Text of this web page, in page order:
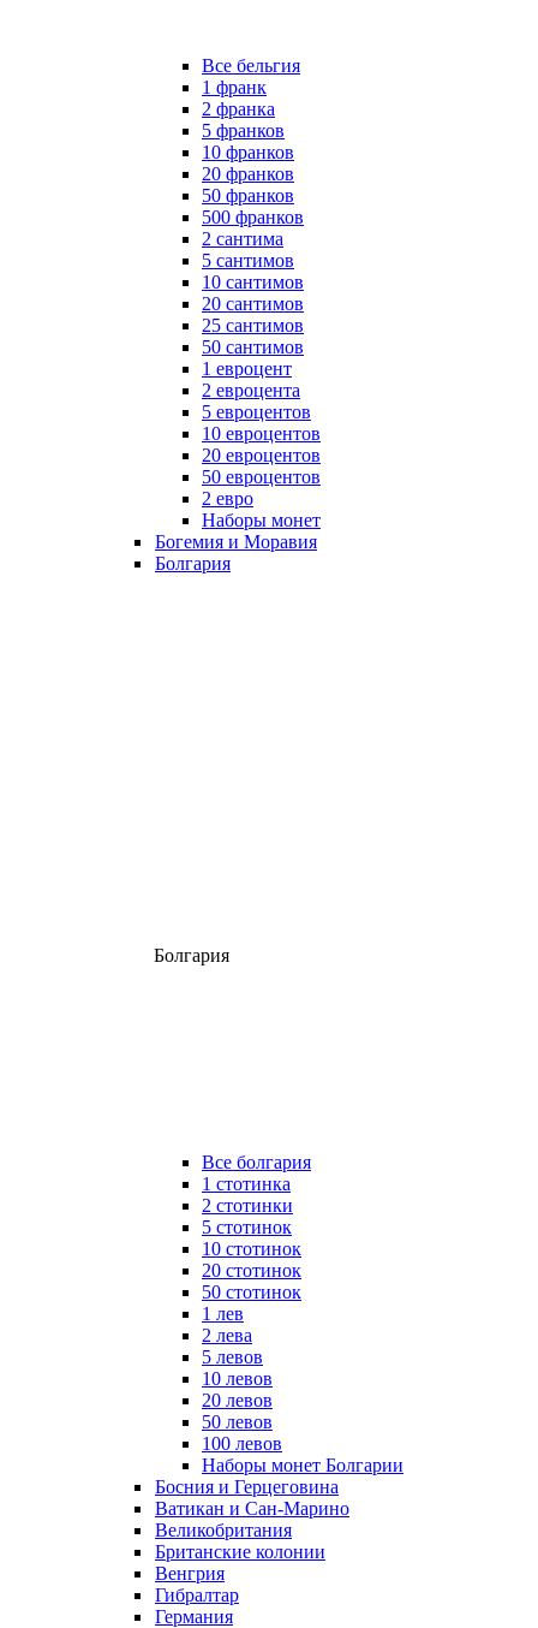
Все бельгия
1 франк
2 франка
5 франков
10 франков
20 франков
50 франков
500 франков
2 сантима
5 сантимов
10 сантимов
20 сантимов
25 сантимов
50 сантимов
1 евроцент
2 евроцента
5 евроцентов
10 евроцентов
20 евроцентов
50 евроцентов
2 евро
Наборы монет
Богемия и Моравия
Болгария
Болгария
Все болгария
1 стотинка
2 стотинки
5 стотинок
10 стотинок
20 стотинок
50 стотинок
1 лев
2 лева
5 левов
10 левов
20 левов
50 левов
100 левов
Наборы монет Болгарии
Босния и Герцеговина
Ватикан и Сан-Марино
Великобритания
Британские колонии
Венгрия
Гибралтар
Германия